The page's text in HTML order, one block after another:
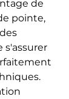
de
pointe,
s'assurer